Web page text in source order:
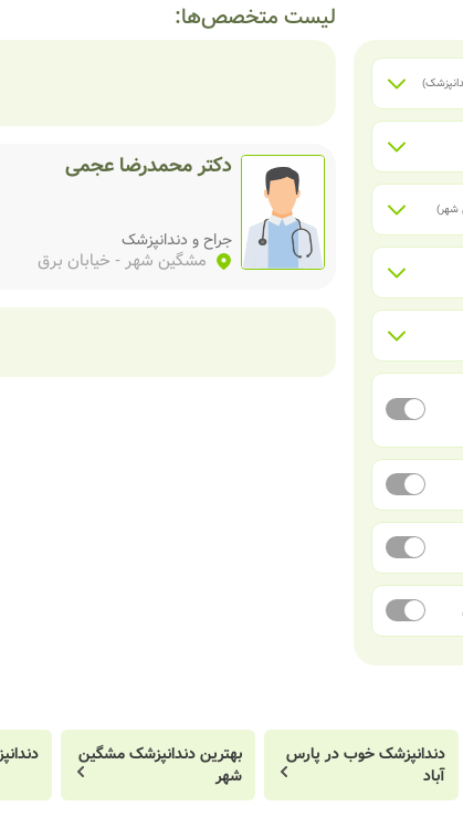
لیست متخصص‌ها:
)
شهر)
دکتر محمدرضا عجمی
جراح و دندانپزشک
مشگین شهر- خیابان برق
دندانپزشک خوب در پارس
آباد
بهترین دندانپزشک مشگین
شهر